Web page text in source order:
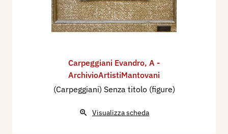
Carpeggiani Evandro, A -
ArchivioArtistiMantovani
(Carpeggiani) Senza titolo (figure)
Visualizza scheda